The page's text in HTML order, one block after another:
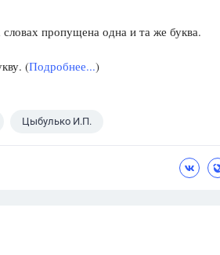
пропущена одна и та же буква.
(Подробнее...)
Цыбулько И.П.